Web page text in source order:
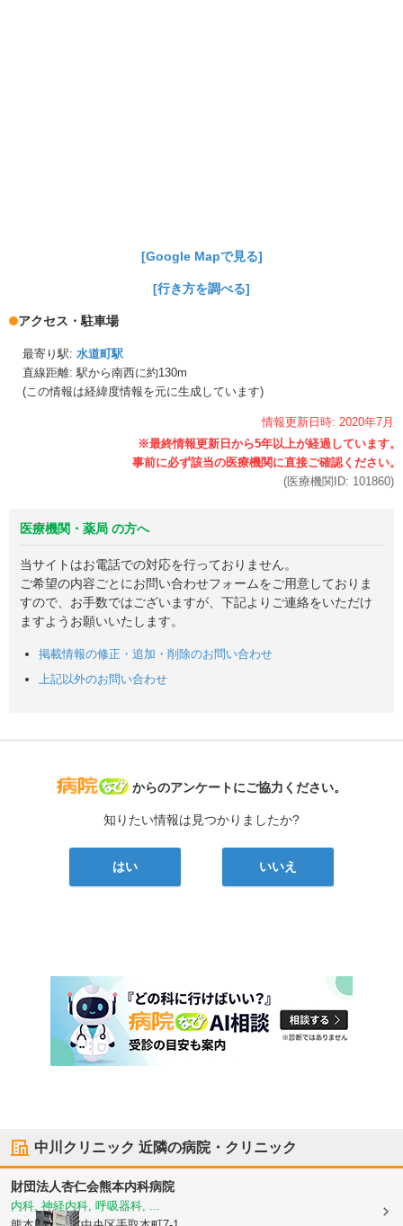
[Google Mapで見る]
[行き方を調べる]
アクセス・駐車場
最寄り駅: 水道町駅
直線距離: 駅から南西に約130m
(この情報は経緯度情報を元に生成しています)
情報更新日時: 2020年7月
(医療機関ID: 101860)
医療機関・薬局 の方へ
当サイトはお電話での対応を行っておりません。
ご希望の内容ごとにお問い合わせフォームをご用意しておりま
すので、お手数ではございますが、下記よりご連絡をいただけ
ますようお願いいたします。
掲載情報の修正・追加・削除のお問い合わせ
上記以外のお問い合わせ
病院なび
からのアンケートにご協力ください。
知りたい情報は見つかりましたか?
はい いいえ
中川クリニック 近隣の病院・クリニック
財団法人杏仁会熊本内科病院
内科, 神経内科, 呼吸器科, ...